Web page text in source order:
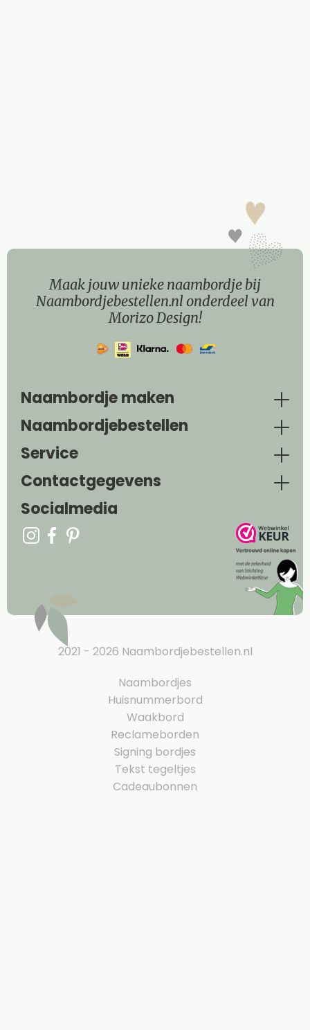
Maak jouw unieke naambordje bij
Naambordjebestellen.nl onderdeel van
Morizo Design!
Naambordje maken
Naambordjebestellen
Service
Contactgegevens
Socialmedia
2021 - 2026 Naambordjebestellen.nl
Naambordjes
Huisnummerbord
Waakbord
Reclameborden
Signing bordjes
Tekst tegeltjes
Cadeaubonnen